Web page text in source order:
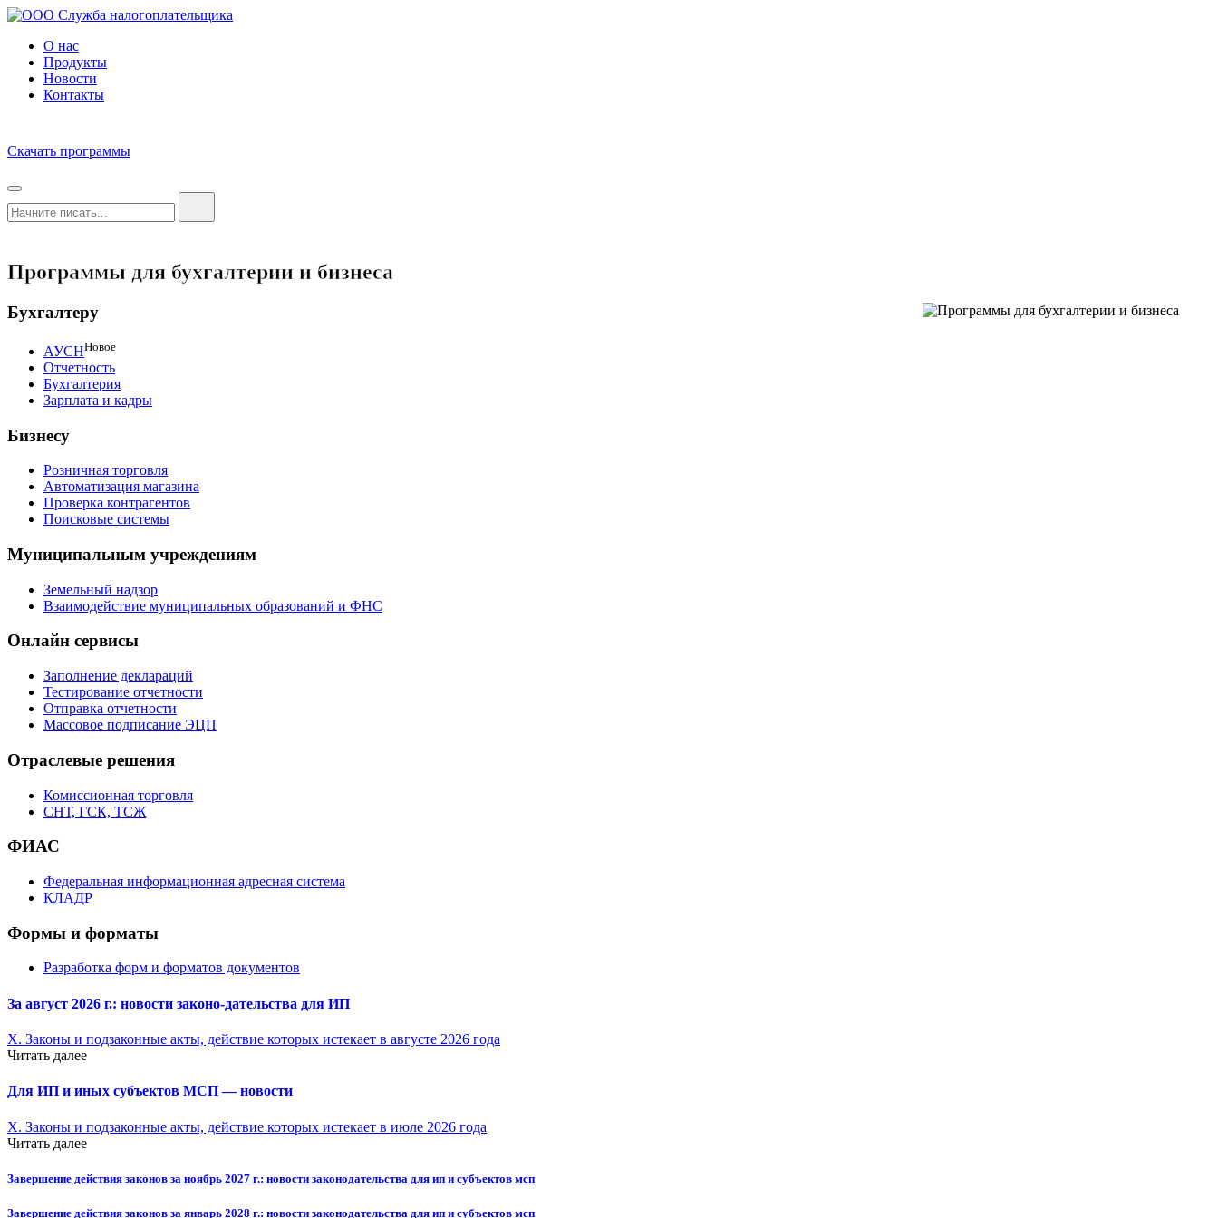
О нас
Продукты
Новости
Контакты
Скачать программы
Программы для бухгалтерии и бизнеса
Бухгалтеру
АУСННовое
Отчетность
Бухгалтерия
Зарплата и кадры
Бизнесу
Розничная торговля
Автоматизация магазина
Проверка контрагентов
Поисковые системы
Муниципальным учреждениям
Земельный надзор
Взаимодействие муниципальных образований и ФНС
Онлайн сервисы
Заполнение деклараций
Тестирование отчетности
Отправка отчетности
Массовое подписание ЭЦП
Отраслевые решения
Комиссионная торговля
СНТ, ГСК, ТСЖ
ФИАС
Федеральная информационная адресная система
КЛАДР
Формы и форматы
Разработка форм и форматов документов
За август 2026 г.: новости законо-дательства для ИП
X. Законы и подзаконные акты, действие которых истекает в августе 2026 года
Читать далее
Для ИП и иных субъектов МСП — новости
X. Законы и подзаконные акты, действие которых истекает в июле 2026 года
Читать далее
Завершение действия законов за ноябрь 2027 г.: новости законодательства для ип и субъектов мсп
Завершение действия законов за январь 2028 г.: новости законодательства для ип и субъектов мсп